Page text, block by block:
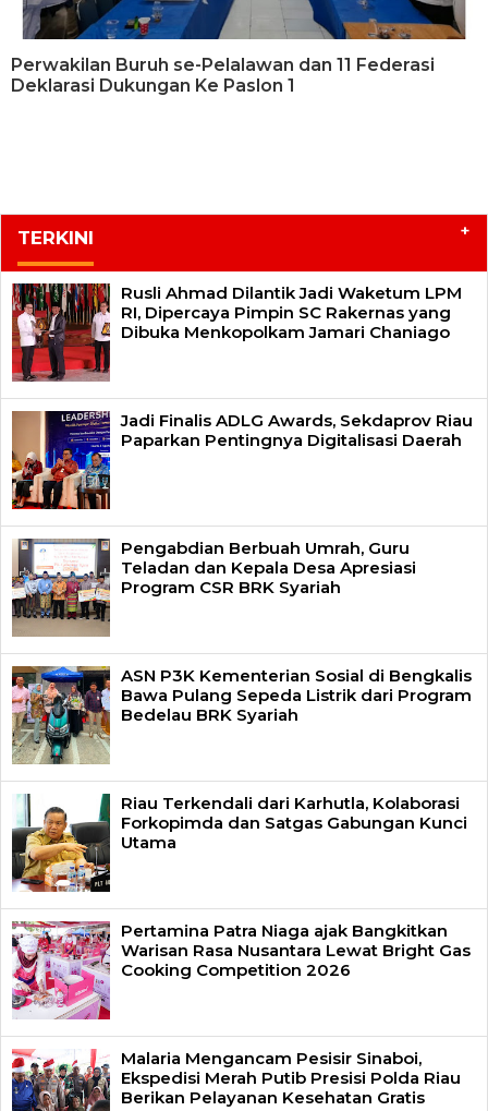
Perwakilan Buruh se-Pelalawan dan 11 Federasi
Deklarasi Dukungan Ke Paslon 1
TERKINI +
Rusli Ahmad Dilantik Jadi Waketum LPM
RI, Dipercaya Pimpin SC Rakernas yang
Dibuka Menkopolkam Jamari Chaniago
Jadi Finalis ADLG Awards, Sekdaprov Riau
Paparkan Pentingnya Digitalisasi Daerah
Pengabdian Berbuah Umrah, Guru
Teladan dan Kepala Desa Apresiasi
Program CSR BRK Syariah
ASN P3K Kementerian Sosial di Bengkalis
Bawa Pulang Sepeda Listrik dari Program
Bedelau BRK Syariah
Riau Terkendali dari Karhutla, Kolaborasi
Forkopimda dan Satgas Gabungan Kunci
Utama
Pertamina Patra Niaga ajak Bangkitkan
Warisan Rasa Nusantara Lewat Bright Gas
Cooking Competition 2026
Malaria Mengancam Pesisir Sinaboi,
Ekspedisi Merah Putib Presisi Polda Riau
Berikan Pelayanan Kesehatan Gratis